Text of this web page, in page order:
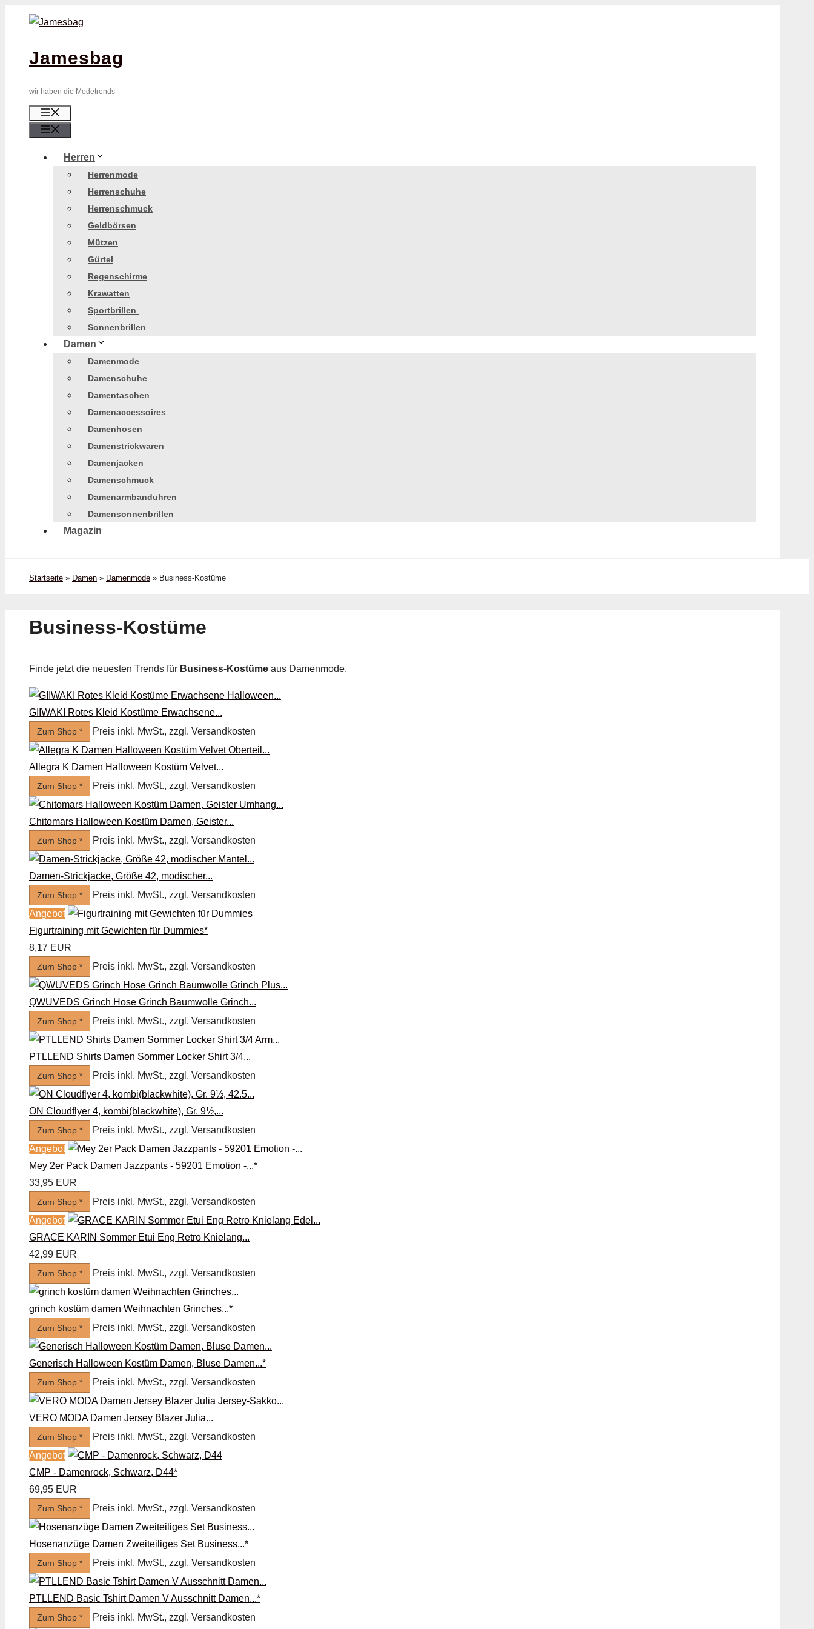
Jamesbag
wir haben die Modetrends
Herren
Herrenmode
Herrenschuhe
Herrenschmuck
Geldbörsen
Mützen
Gürtel
Regenschirme
Krawatten
Sportbrillen
Sonnenbrillen
Damen
Damenmode
Damenschuhe
Damentaschen
Damenaccessoires
Damenhosen
Damenstrickwaren
Damenjacken
Damenschmuck
Damenarmbanduhren
Damensonnenbrillen
Magazin
Startseite » Damen » Damenmode » Business-Kostüme
Business-Kostüme
Finde jetzt die neuesten Trends für Business-Kostüme aus Damenmode.
GIIWAKI Rotes Kleid Kostüme Erwachsene...
Zum Shop * Preis inkl. MwSt., zzgl. Versandkosten
Allegra K Damen Halloween Kostüm Velvet...
Zum Shop * Preis inkl. MwSt., zzgl. Versandkosten
Chitomars Halloween Kostüm Damen, Geister...
Zum Shop * Preis inkl. MwSt., zzgl. Versandkosten
Damen-Strickjacke, Größe 42, modischer...
Zum Shop *
Preis inkl. MwSt., zzgl. Versandkosten
Angebot
Figurtraining mit Gewichten für Dummies*
8,17 EUR
Zum Shop * Preis inkl. MwSt., zzgl. Versandkosten
QWUVEDS Grinch Hose Grinch Baumwolle Grinch...
Zum Shop * Preis inkl. MwSt., zzgl. Versandkosten
PTLLEND Shirts Damen Sommer Locker Shirt 3/4...
Zum Shop * Preis inkl. MwSt., zzgl. Versandkosten
ON Cloudflyer 4, kombi(blackwhite), Gr. 9½,...
Zum Shop *
Preis inkl. MwSt., zzgl. Versandkosten
Angebot
Mey 2er Pack Damen Jazzpants - 59201 Emotion -...*
33,95 EUR
Zum Shop *
Preis inkl. MwSt., zzgl. Versandkosten
Angebot
GRACE KARIN Sommer Etui Eng Retro Knielang...
42,99 EUR
Zum Shop * Preis inkl. MwSt., zzgl. Versandkosten
grinch kostüm damen Weihnachten Grinches...*
Zum Shop * Preis inkl. MwSt., zzgl. Versandkosten
Generisch Halloween Kostüm Damen, Bluse Damen...*
Zum Shop * Preis inkl. MwSt., zzgl. Versandkosten
VERO MODA Damen Jersey Blazer Julia...
Zum Shop *
Preis inkl. MwSt., zzgl. Versandkosten
Angebot
CMP - Damenrock, Schwarz, D44*
69,95 EUR
Zum Shop * Preis inkl. MwSt., zzgl. Versandkosten
Hosenanzüge Damen Zweiteiliges Set Business...*
Zum Shop * Preis inkl. MwSt., zzgl. Versandkosten
PTLLEND Basic Tshirt Damen V Ausschnitt Damen...*
Zum Shop * Preis inkl. MwSt., zzgl. Versandkosten